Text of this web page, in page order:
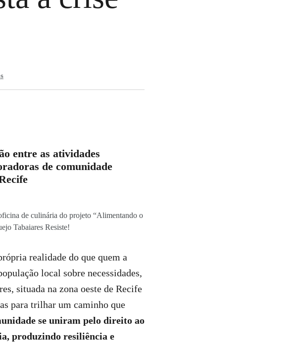
entre as atividades
de comunidade
de culinária do projeto “Alimentando o
Tabaiares Resiste!
realidade do que quem a
local sobre necessidades,
situada na zona oeste de Recife
para trilhar um caminho que
se uniram pelo direito ao
produzindo resiliência e